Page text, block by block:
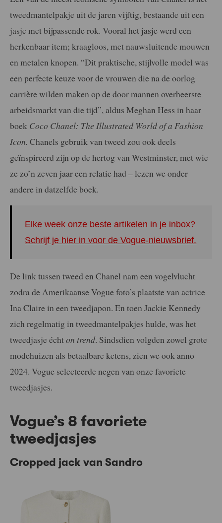
tweedmantelpakje uit de jaren vijftig, bestaande uit een
jasje met bijpassende rok. Vooral het jasje werd een
herkenbaar item; kraagloos, met nauwsluitende mouwen
en metalen knopen. “Dit praktische, stijlvolle model was
een perfecte keuze voor de vrouwen die na de oorlog
carrière wilden maken op de door mannen overheerste
arbeidsmarkt van die tijd”, aldus Meghan Hess in haar
boek Coco Chanel: The Illustrated World of a Fashion
Icon. Chanels gebruik van tweed zou ook deels
geïnspireerd zijn op de hertog van Westminster, met wie
ze zo’n zeven jaar een relatie had – lezen we onder
andere in datzelfde boek.
Elke week onze beste artikelen in je inbox?
Schrijf je hier in voor de Vogue-nieuwsbrief.
De link tussen tweed en Chanel nam een vogelvlucht
zodra de Amerikaanse Vogue foto’s plaatste van actrice
Ina Claire in een tweedjapon. En toen Jackie Kennedy
zich regelmatig in tweedmantelpakjes hulde, was het
tweedjasje échton trend. Sindsdien volgden zowel grote
modehuizen als betaalbare ketens, zien we ook anno
2024. Vogue selecteerde negen van onze favoriete
tweedjasjes.
Vogue’s 8 favoriete
tweedjasjes
Cropped jack van Sandro